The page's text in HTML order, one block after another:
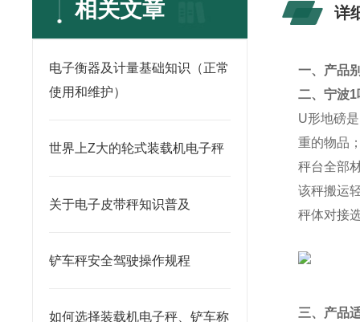
相关文章
电子衡器及计量基础知识（正常
使用和维护）
世界上Z大的轮式装载机电子秤
关于电子皮带秤知识普及
铲车秤安全驾驶操作规程
如何选择装载机电子秤、铲车称
详
一、产品
二、宁波1
U形地磅
重的物品
秤台全部
该秤搬运
秤体对接
三、产品